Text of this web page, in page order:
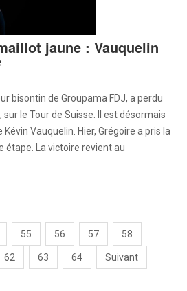
jaune : Vauquelin
bisontin de Groupama FDJ, a perdu
le Tour de Suisse. Il est désormais
Vauquelin. Hier, Grégoire a pris la
étape. La victoire revient au
55 56 57 58
62 63 64 Suivant